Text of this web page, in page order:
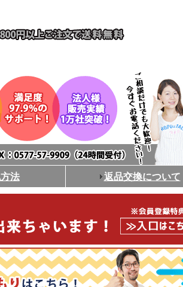
法 返品交換について